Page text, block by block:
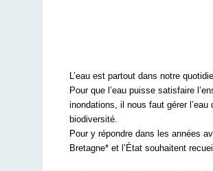
L’eau est partout dans notre
Pour que l’eau puisse satisfaire
inondations, il nous faut gérer
biodiversité.
Pour y répondre dans les années
Bretagne* et l’État souhaitent